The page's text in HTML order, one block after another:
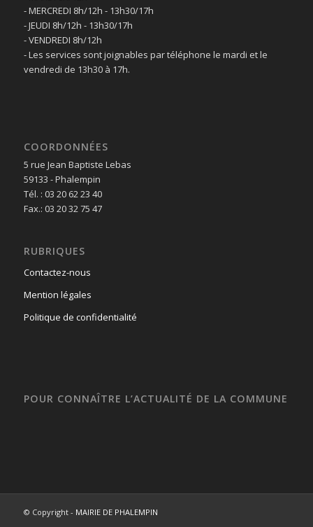
- MERCREDI 8h/12h - 13h30/17h
- JEUDI 8h/12h - 13h30/17h
- VENDREDI 8h/12h
- Les services sont joignables par téléphone le mardi et le
vendredi de 13h30 à 17h.
COORDONNÉES
5 rue Jean Baptiste Lebas
59133 - Phalempin
Tél. : 03 20 62 23 40
Fax.: 03 20 32 75 47
RUBRIQUES
Contactez-nous
Mention légales
Politique de confidentialité
POUR CONNAÎTRE L’ACTUALITÉ DE LA COMMUNE
© Copyright - MAIRIE DE PHALEMPIN